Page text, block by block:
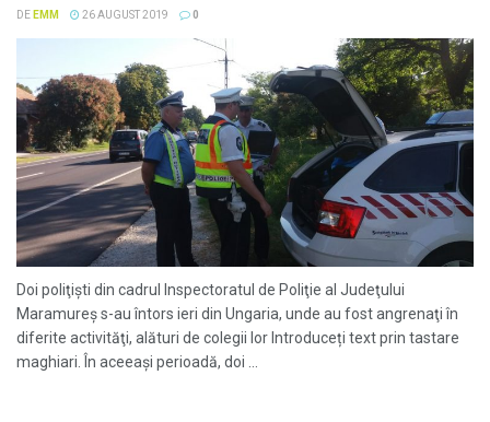
DE EMM 26 AUGUST 2019 0
Doi poliţişti din cadrul Inspectoratul de Poliţie al Judeţului
Maramureş s-au întors ieri din Ungaria, unde au fost angrenaţi în
diferite activităţi, alături de colegii lor Introduceți text prin tastare
maghiari. În aceeaşi perioadă, doi ...